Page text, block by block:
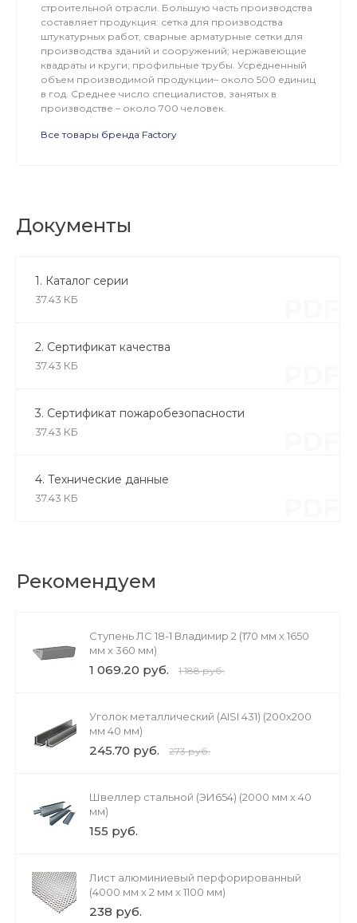
строительной отрасли. Большую часть производства
составляет продукция: сетка для производства
штукатурных работ, сварные арматурные сетки для
производства зданий и сооружений; нержавеющие
квадраты и круги; профильные трубы. Усредненный
объем производимой продукции– около 500 единиц
в год. Среднее число специалистов, занятых в
производстве – около 700 человек.
Все товары бренда Factory
Документы
1. Каталог серии
37.43 КБ
2. Сертификат качества
37.43 КБ
3. Сертификат пожаробезопасности
37.43 КБ
4. Технические данные
37.43 КБ
Рекомендуем
Ступень ЛС 18-1 Владимир 2 (170 мм х 1650
мм х 360 мм)
1 069.20 руб. 1 188 руб.
Уголок металлический (AISI 431) (200х200
мм 40 мм)
245.70 руб. 273 руб.
Швеллер стальной (ЭИ654) (2000 мм х 40
мм)
155 руб.
Лист алюминиевый перфорированный
(4000 мм х 2 мм х 1100 мм)
238 руб.